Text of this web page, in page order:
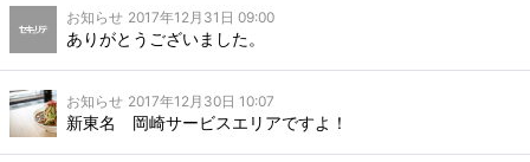
お知らせ 2017年12月31日 09:00
ありがとうございました。
お知らせ 2017年12月30日 10:07
新東名 岡崎サービスエリアですよ！